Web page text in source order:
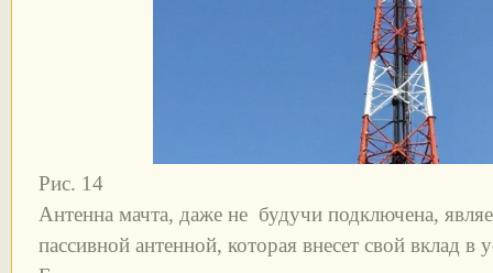
Рис. 14
Антенна мачта, даже не будучи подключена,
пассивной антенной, которая внесет свой вклад в